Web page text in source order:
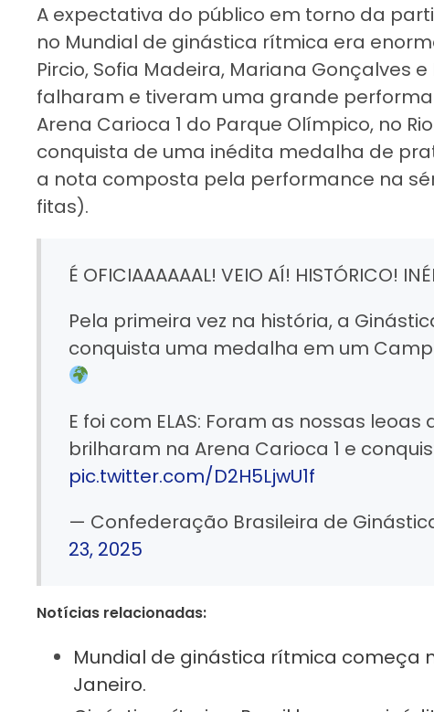
A expectativa do público em torno da
no Mundial de ginástica rítmica era
Pircio, Sofia Madeira, Mariana Gonçalves
falharam e tiveram uma grande
Arena Carioca 1 do Parque Olímpico, no
conquista de uma inédita medalha de
a nota composta pela performance na
fitas).
É OFICIAAAAAAL! VEIO AÍ! HISTÓRICO!
Pela primeira vez na história, a
conquista uma medalha em um
E foi com ELAS: Foram as nossas
brilharam na Arena Carioca 1 e
pic.twitter.com/D2H5LjwU1f
— Confederação Brasileira de
23, 2025
Notícias relacionadas:
Mundial de ginástica rítmica começa
Janeiro.